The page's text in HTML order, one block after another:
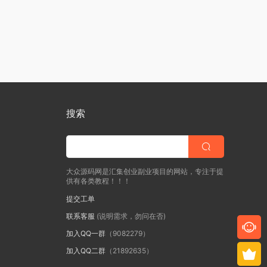
搜索
大众源码网是汇集创业副业项目的网站，专注于提
供有各类教程！！！
提交工单
联系客服 (说明需求，勿问在否)
加入QQ一群（9082279）
加入QQ二群（21892635）